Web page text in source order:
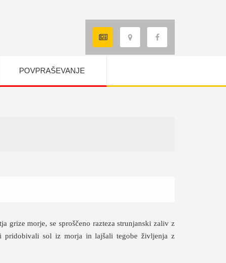
POVPRAŠEVANJE
grize morje, se sproščeno razteza strunjanski zaliv z
pridobivali sol iz morja in lajšali tegobe življenja z